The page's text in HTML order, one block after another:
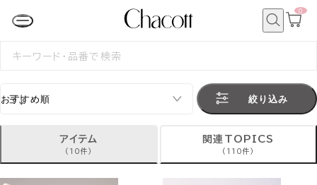
カ
0
検
絞り込み
アイテム
(10件)
関連TOPICS
(110件)